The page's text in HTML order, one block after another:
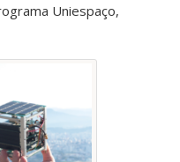
Uniespaço,